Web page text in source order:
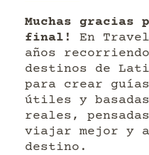
Muchas
final!
En
años
destinos de
para crear
útiles y
reales,
viajar mejor y
destino.